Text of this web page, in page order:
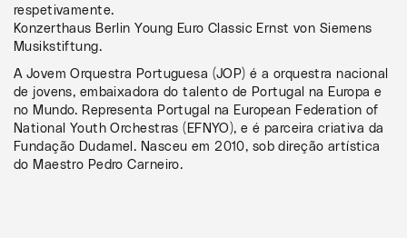
respetivamente.
Konzerthaus Berlin Young Euro Classic Ernst von Siemens
Musikstiftung.
A Jovem Orquestra Portuguesa (JOP) é a orquestra nacional
de jovens, embaixadora do talento de Portugal na Europa e
no Mundo. Representa Portugal na European Federation of
National Youth Orchestras (EFNYO), e é parceira criativa da
Fundação Dudamel. Nasceu em 2010, sob direção artística
do Maestro Pedro Carneiro.